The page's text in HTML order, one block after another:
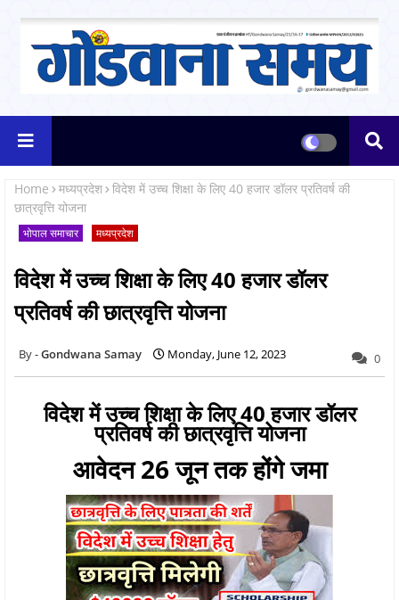
Home मध्यप्रदेश विदेश में उच्च शिक्षा के लिए 40 हजार डॉलर प्रतिवर्ष की
छात्रवृत्ति योजना
भोपाल समाचार मध्यप्रदेश
विदेश में उच्च शिक्षा के लिए 40 हजार डॉलर
प्रतिवर्ष की छात्रवृत्ति योजना
Gondwana Samay Monday, June 12, 2023 0
विदेश में उच्च शिक्षा के लिए 40 हजार डॉलर
प्रतिवर्ष की छात्रवृत्ति योजना
आवेदन 26 जून तक होंगे जमा